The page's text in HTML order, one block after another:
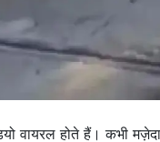
वायरल होते हैं। कभी